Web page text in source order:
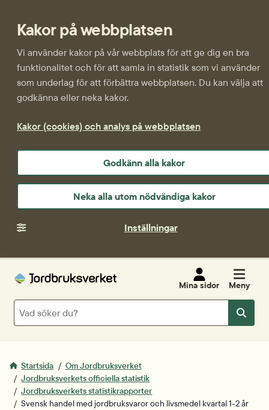
Kakor på webbplatsen
Vi använder kakor på vår webbplats för att ge dig en bra
funktionalitet och för att samla in statistik som vi använder
som underlag för att förbättra webbplatsen. Du kan välja att
godkänna eller neka kakor.
Kakor (cookies) och analys på webbplatsen
Godkänn alla kakor
Neka alla utom nödvändiga kakor
Inställningar
Mina sidor Meny
Sök
Sök
Startsida
Om Jordbruksverket
Jordbruksverkets officiella statistik
Jordbruksverkets statistikrapporter
Svensk handel med jordbruksvaror och livsmedel kvartal 1-2 år